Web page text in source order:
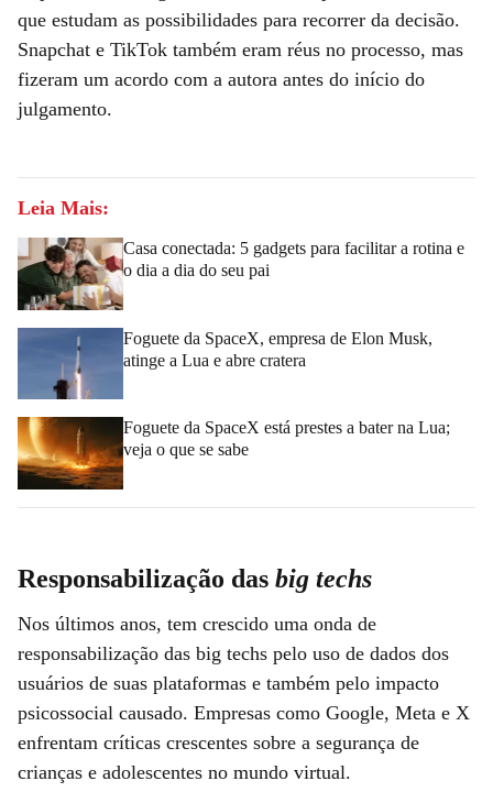
que estudam as possibilidades para recorrer da decisão.
Snapchat e TikTok também eram réus no processo, mas
fizeram um acordo com a autora antes do início do
julgamento.
Leia Mais:
Casa conectada: 5 gadgets para facilitar a rotina e
o dia a dia do seu pai
Foguete da SpaceX, empresa de Elon Musk,
atinge a Lua e abre cratera
Foguete da SpaceX está prestes a bater na Lua;
veja o que se sabe
Responsabilização das big techs
Nos últimos anos, tem crescido uma onda de
responsabilização das big techs pelo uso de dados dos
usuários de suas plataformas e também pelo impacto
psicossocial causado. Empresas como Google, Meta e X
enfrentam críticas crescentes sobre a segurança de
crianças e adolescentes no mundo virtual.